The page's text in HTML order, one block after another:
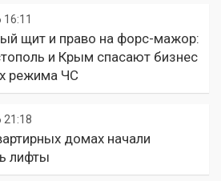
щит и право на форс-мажор:
и Крым спасают бизнес
режима ЧС
21:18
домах начали
лифты